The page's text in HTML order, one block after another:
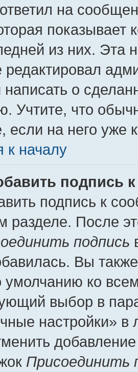
на
показывает
из них. Эта
написать о
Учтите, что
на него уже
к началу
подпись
подпись к
разделе. После
подпись
Вы
умолчанию ко
выбор в
настройки»
Присоединить